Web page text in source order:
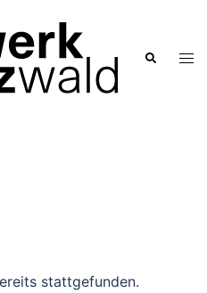
Suche
stattgefunden.